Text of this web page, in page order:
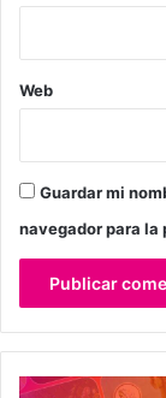
Web
Guardar mi
navegador para la